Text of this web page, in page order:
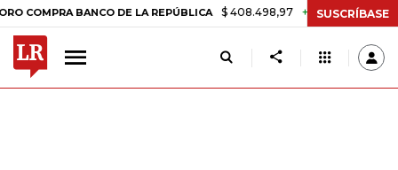
BANCO DE LA REPÚBLICA $ 408.498,97 +$ 8.753,81 +2,19%
SUSCRÍBASE